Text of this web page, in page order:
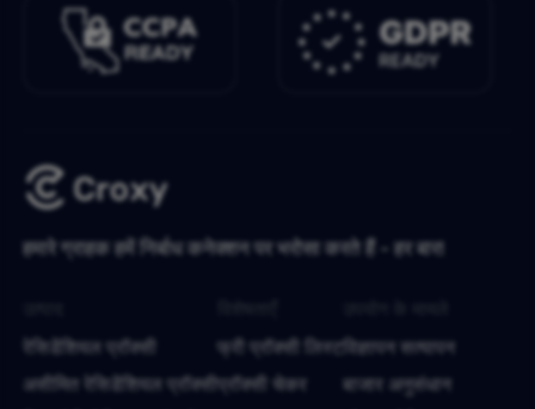
हमारे ग्राहक हमें निर्बाध कनेक्शन पर भरोसा करते हैं - हर बार!
रेसिडेंशियल प्रॉक्सी
असीमित रेसिडेंशियल प्रॉक्सी
फ्री प्रॉक्सी लिस्ट
प्रॉक्सी चेकर
विज्ञापन सत्यापन
बाजार अनुसंधान